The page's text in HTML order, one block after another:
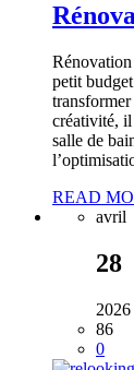
petit
transformer
créativité, il
salle de
READ
avril
28
2026
86
0